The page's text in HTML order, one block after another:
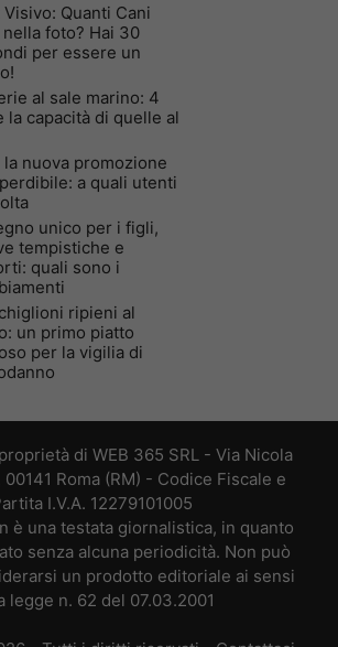
Visivo: Quanti Cani
foto? Hai 30
per essere un
al sale marino: 4
la capacità di quelle al
la nuova promozione
a quali utenti
unico per i figli,
tempistiche e
quali sono i
ripieni al
un primo piatto
per la vigilia di
di WEB 365 SRL - Via Nicola
00141 Roma (RM) - Codice Fiscale e
I.V.A. 12279101005
è una testata giornalistica, in quanto
senza alcuna periodicità. Non può
un prodotto editoriale ai sensi
legge n. 62 del 07.03.2001